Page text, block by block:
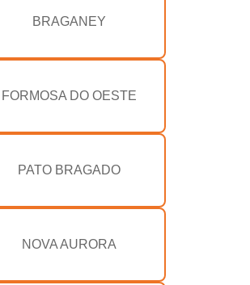
BRAGANEY
FORMOSA DO OESTE
PATO BRAGADO
NOVA AURORA